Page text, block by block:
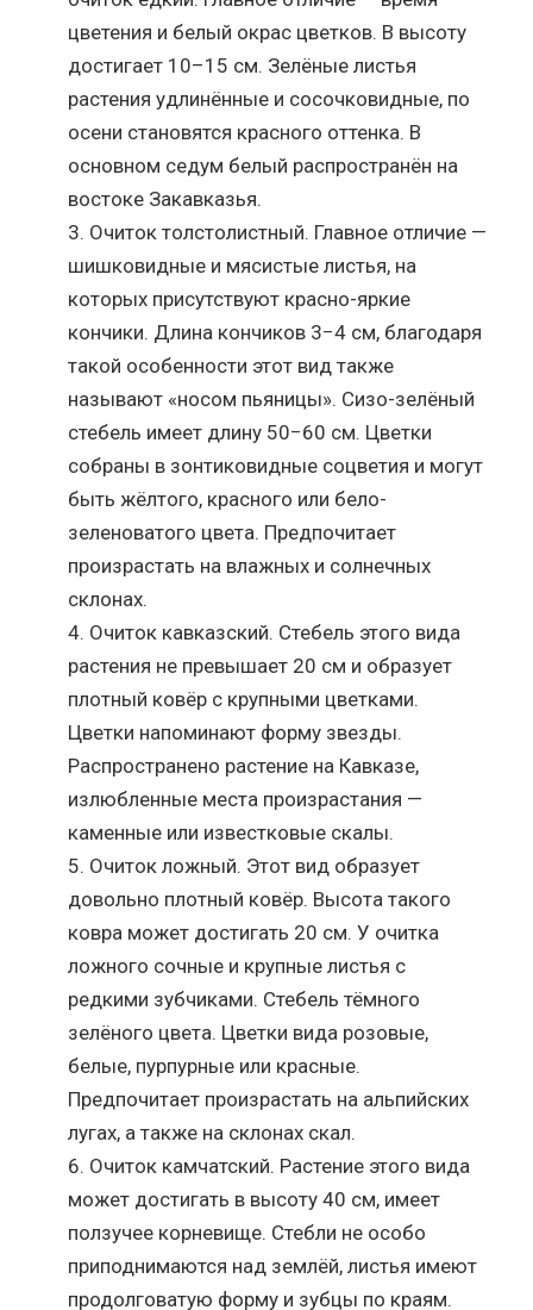
цветения и белый окрас цветков. В высоту
достигает 10–15 см. Зелёные листья
растения удлинённые и сосочковидные, по
осени становятся красного оттенка. В
основном седум белый распространён на
востоке Закавказья.
Очиток толстолистный. Главное отличие —
шишковидные и мясистые листья, на
которых присутствуют красно-яркие
кончики. Длина кончиков 3−4 см, благодаря
такой особенности этот вид также
называют «носом пьяницы». Сизо-зелёный
стебель имеет длину 50−60 см. Цветки
собраны в зонтиковидные соцветия и могут
быть жёлтого, красного или бело-
зеленоватого цвета. Предпочитает
произрастать на влажных и солнечных
склонах.
Очиток кавказский. Стебель этого вида
растения не превышает 20 см и образует
плотный ковёр с крупными цветками.
Цветки напоминают форму звезды.
Распространено растение на Кавказе,
излюбленные места произрастания —
каменные или известковые скалы.
Очиток ложный. Этот вид образует
довольно плотный ковёр. Высота такого
ковра может достигать 20 см. У очитка
ложного сочные и крупные листья с
редкими зубчиками. Стебель тёмного
зелёного цвета. Цветки вида розовые,
белые, пурпурные или красные.
Предпочитает произрастать на альпийских
лугах, а также на склонах скал.
Очиток камчатский. Растение этого вида
может достигать в высоту 40 см, имеет
ползучее корневище. Стебли не особо
приподнимаются над землёй, листья имеют
продолговатую форму и зубцы по краям.